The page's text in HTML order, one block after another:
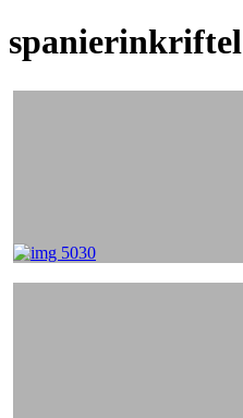
spanierinkriftel